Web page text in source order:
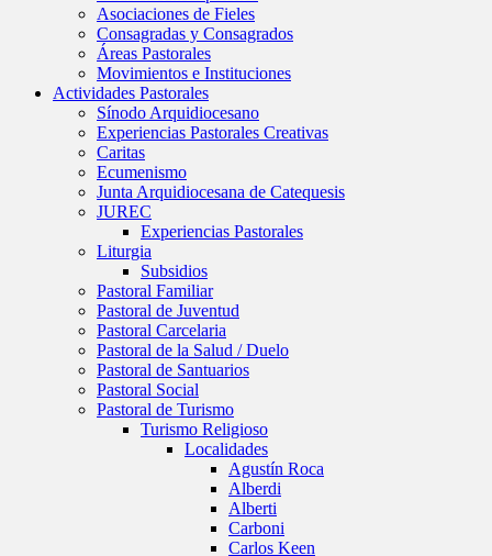
Asociaciones de Fieles
Consagradas y Consagrados
Áreas Pastorales
Movimientos e Instituciones
Actividades Pastorales
Sínodo Arquidiocesano
Experiencias Pastorales Creativas
Caritas
Ecumenismo
Junta Arquidiocesana de Catequesis
JUREC
Experiencias Pastorales
Liturgia
Subsidios
Pastoral Familiar
Pastoral de Juventud
Pastoral Carcelaria
Pastoral de la Salud / Duelo
Pastoral de Santuarios
Pastoral Social
Pastoral de Turismo
Turismo Religioso
Localidades
Agustín Roca
Alberdi
Alberti
Carboni
Carlos Keen